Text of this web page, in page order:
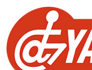
contenu